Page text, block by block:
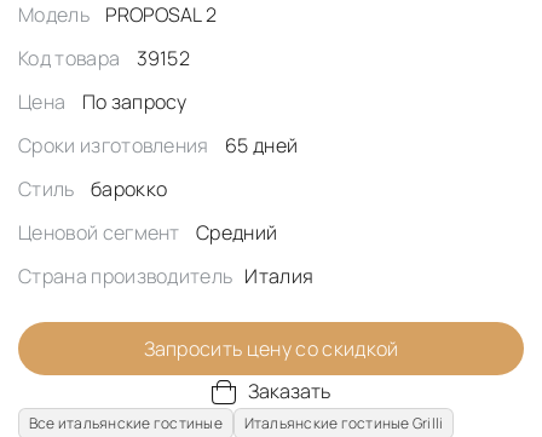
Модель
PROPOSAL 2
Код товара
39152
Цена
По запросу
Сроки изготовления
65 дней
Стиль
барокко
Ценовой сегмент
Средний
Страна производитель Италия
Запросить цену со скидкой
Заказать
Все итальянские гостиные
Итальянские гостиные Grilli